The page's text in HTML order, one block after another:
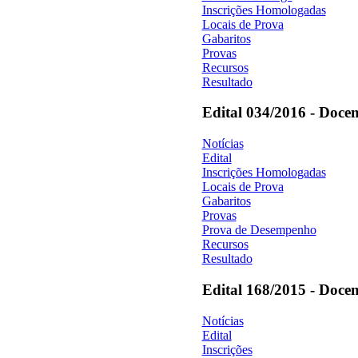
Inscrições Homologadas
Locais de Prova
Gabaritos
Provas
Recursos
Resultado
Edital 034/2016 -
Notícias
Edital
Inscrições Homologadas
Locais de Prova
Gabaritos
Provas
Prova de Desempenho
Recursos
Resultado
Edital 168/2015 -
Notícias
Edital
Inscrições